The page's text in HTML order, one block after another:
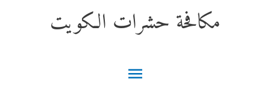
مكافحة حشرات الكويت
القائمة